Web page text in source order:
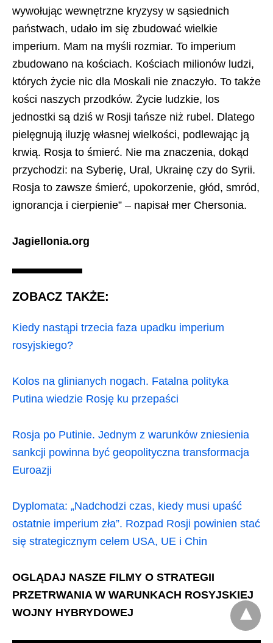
wywołując wewnętrzne kryzysy w sąsiednich
państwach, udało im się zbudować wielkie
imperium. Mam na myśli rozmiar. To imperium
zbudowano na kościach. Kościach milionów ludzi,
których życie nic dla Moskali nie znaczyło. To także
kości naszych przodków. Życie ludzkie, los
jednostki są dziś w Rosji tańsze niż rubel. Dlatego
pielęgnują iluzję własnej wielkości, podlewając ją
krwią. Rosja to śmierć. Nie ma znaczenia, dokąd
przychodzi: na Syberię, Ural, Ukrainę czy do Syrii.
Rosja to zawsze śmierć, upokorzenie, głód, smród,
ignorancja i cierpienie” – napisał mer Chersonia.
Jagiellonia.org
ZOBACZ TAKŻE:
Kiedy nastąpi trzecia faza upadku imperium
rosyjskiego?
Kolos na glinianych nogach. Fatalna polityka
Putina wiedzie Rosję ku przepaści
Rosja po Putinie. Jednym z warunków zniesienia
sankcji powinna być geopolityczna transformacja
Euroazji
Dyplomata: „Nadchodzi czas, kiedy musi upaść
ostatnie imperium zła”. Rozpad Rosji powinien stać
się strategicznym celem USA, UE i Chin
OGLĄDAJ NASZE FILMY O STRATEGII
PRZETRWANIA W WARUNKACH ROSYJSKIEJ
WOJNY HYBRYDOWEJ